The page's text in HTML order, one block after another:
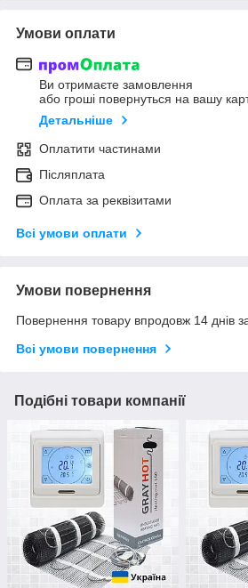
Умови оплати
Ви отримаєте замовлення
або гроші повернуться на вашу
Детальніше
Оплатити частинами
Післяплата
Оплата за реквізитами
Всі умови оплати
Умови повернення
Повернення товару впродовж 14 днів
Всі умови повернення
Подібні товари компанії